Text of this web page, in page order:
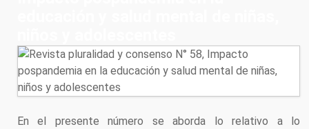
En el presente número se aborda lo relativo a lo